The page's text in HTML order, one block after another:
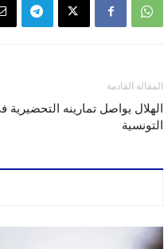
المقالة القادمة
الهلال يواصل تمارينه
التونسية